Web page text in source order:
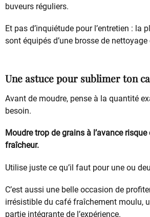
buveurs réguliers.
Et pas d’inquiétude pour l’entretien : la
sont équipés d’une brosse de
Une astuce pour sublimer ton
Avant de moudre, pense à la quantité
besoin.
Moudre trop de grains à l’avance
fraîcheur.
Utilise juste ce qu’il faut pour une ou
C’est aussi une belle occasion de
irrésistible du café fraîchement moulu,
partie intégrante de l’expérience.